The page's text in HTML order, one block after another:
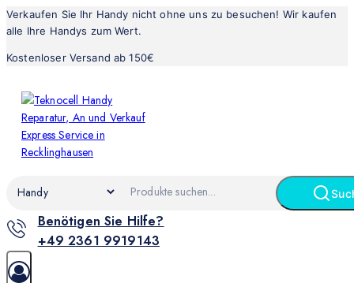
Verkaufen Sie Ihr Handy nicht ohne uns zu besuchen! Wir kaufen
alle Ihre Handys zum Wert.
Kostenloser Versand ab 150€
Benötigen Sie Hilfe?
+49 2361 9919143